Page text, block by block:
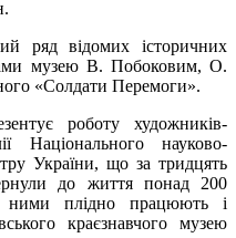
ряд відомих історичних
музею В. Побоковим, О.
«Солдати Перемоги».
роботу художників-
Національного науково-
України, що за тридцять
до життя понад 200
ними плідно працюють і
краєзнавчого музею